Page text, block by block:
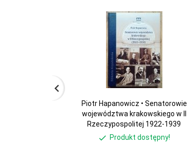
Piotr Hapanowicz • Senatorowie
województwa krakowskiego w II
Rzeczypospolitej 1922-1939
Produkt dostępny!